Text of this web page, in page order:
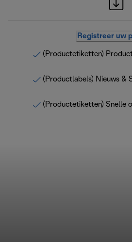
Registreer uw
(Productetiketten)
(Productlabels) Nieuws &
(Productetiketten) Snelle